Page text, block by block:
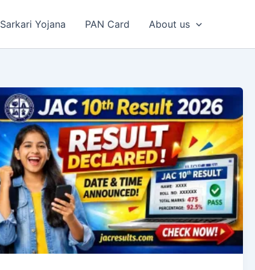
Sarkari Yojana PAN Card About us